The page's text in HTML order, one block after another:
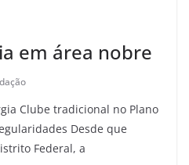
em área nobre
Clube tradicional no Plano
Desde que
Federal, a